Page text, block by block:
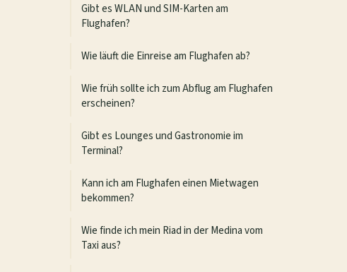
Gibt es WLAN und SIM-Karten am
Flughafen?
Wie läuft die Einreise am Flughafen ab?
Wie früh sollte ich zum Abflug am Flughafen
erscheinen?
Gibt es Lounges und Gastronomie im
Terminal?
Kann ich am Flughafen einen Mietwagen
bekommen?
Wie finde ich mein Riad in der Medina vom
Taxi aus?